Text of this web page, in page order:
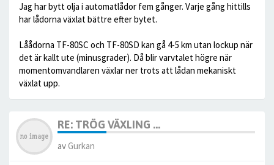
Jag har bytt olja i automatlådor fem gånger. Varje gång hittills
har lådorna växlat bättre efter bytet.
Låådorna TF-80SC och TF-80SD kan gå 4-5 km utan lockup när
det är kallt ute (minusgrader). Då blir varvtalet högre när
momentomvandlaren växlar ner trots att lådan mekaniskt
växlat upp.
RE: TRÖG VÄXLING ...
avGurkan